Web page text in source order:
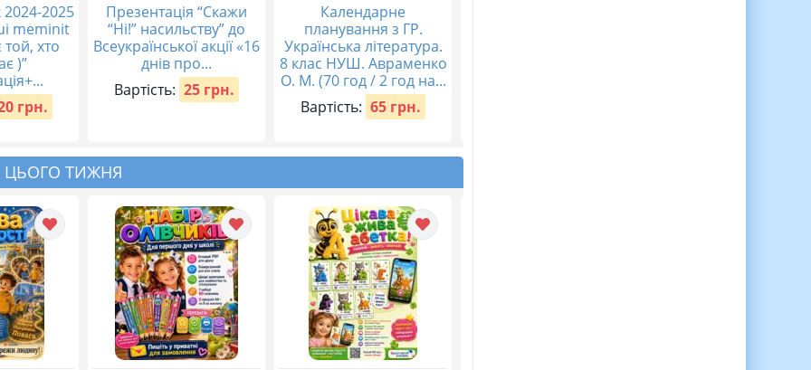
2025
meminit
хто
)”
грн.
Презентація “Скажи
“Ні!” насильству” до
Всеукраїнської акції «16
днів про...
Вартість: 25 грн.
Календарне
планування з ГР.
Українська література.
8 клас НУШ. Авраменко
О. М. (70 год / 2 год на...
Вартість: 65 грн.
ЦЬОГО ТИЖНЯ